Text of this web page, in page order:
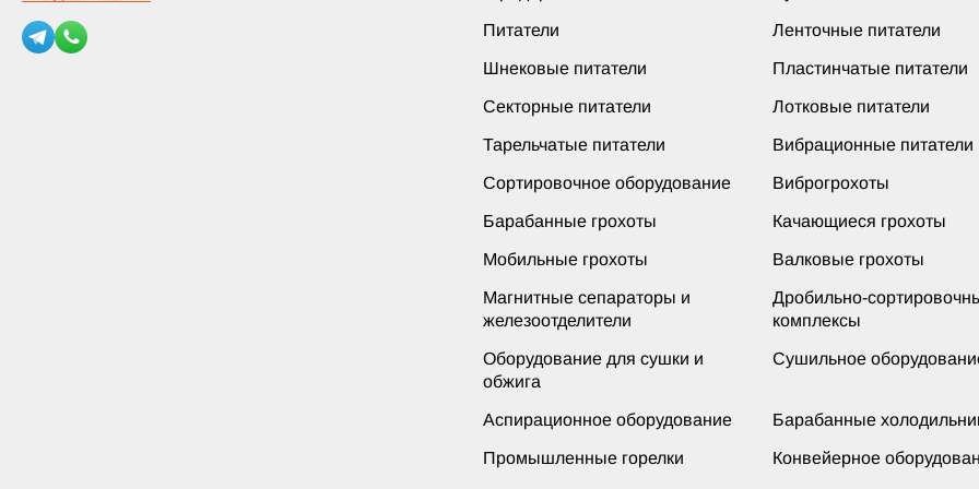
Питатели Ленточные питатели
Шнековые питатели Пластинчатые питатели
Секторные питатели Лотковые питатели
Тарельчатые питатели Вибрационные питатели
Сортировочное оборудование Виброгрохоты
Барабанные грохоты Качающиеся грохоты
Мобильные грохоты Валковые грохоты
Магнитные сепараторы и
железоотделители
Дробильно-
комплексы
Оборудование для сушки и
обжига
Сушильное
Аспирационное оборудование Барабанные
Промышленные горелки Конвейерное